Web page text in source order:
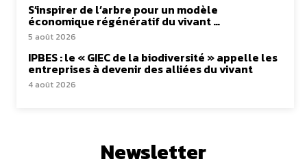
S’inspirer de l’arbre pour un modèle
économique régénératif du vivant …
5 août 2026
IPBES : le « GIEC de la biodiversité » appelle les
entreprises à devenir des alliées du vivant
4 août 2026
Newsletter